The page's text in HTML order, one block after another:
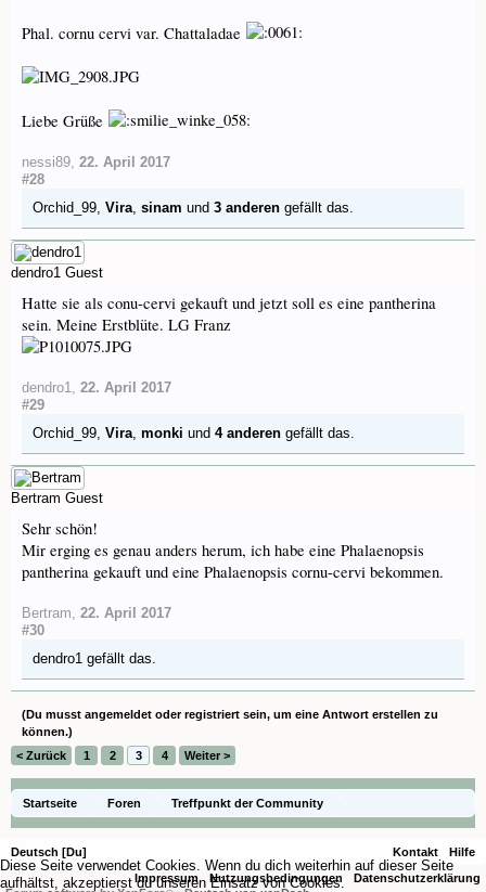
Phal. cornu cervi var. Chattaladae
Liebe Grüße
nessi89, 22. April 2017
#28
Orchid_99, Vira, sinam und 3 anderen gefällt das.
dendro1 Guest
Hatte sie als conu-cervi gekauft und jetzt soll es eine pantherina
sein. Meine Erstblüte. LG Franz
dendro1, 22. April 2017
#29
Orchid_99, Vira, monki und 4 anderen gefällt das.
Bertram Guest
Sehr schön!
Mir erging es genau anders herum, ich habe eine Phalaenopsis
pantherina gekauft und eine Phalaenopsis cornu-cervi bekommen.
Bertram, 22. April 2017
#30
dendro1 gefällt das.
(Du musst angemeldet oder registriert sein, um eine Antwort erstellen zu
können.)
< Zurück
1 2 3 4 Weiter >
Startseite Foren
Treffpunkt der Community
Orchideenfotos (Phalaenopsis)
Deutsch [Du] Kontakt
Hilfe
Impressum
Nutzungsbedingungen
Datenschutzerklärung
Diese Seite verwendet Cookies. Wenn du dich weiterhin auf dieser Seite
aufhältst, akzeptierst du unseren Einsatz von Cookies.